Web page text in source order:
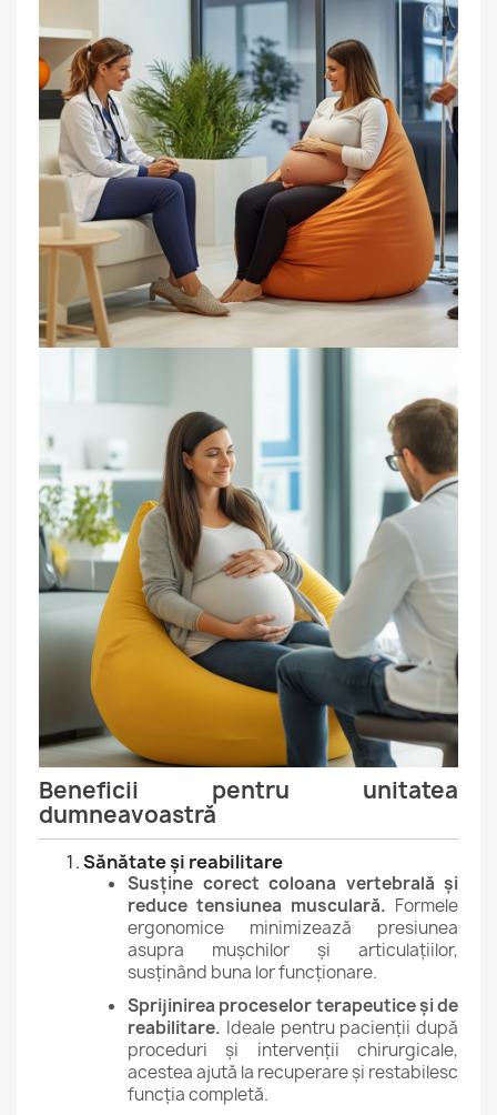
Beneficii pentru unitatea
dumneavoastră
Sănătate și reabilitare
Susține corect coloana vertebrală și
reduce tensiunea musculară. Formele
ergonomice minimizează presiunea
asupra mușchilor și articulațiilor,
susținând buna lor funcționare.
Sprijinirea proceselor terapeutice și de
reabilitare. Ideale pentru pacienții după
proceduri și intervenții chirurgicale,
acestea ajută la recuperare și restabilesc
funcția completă.